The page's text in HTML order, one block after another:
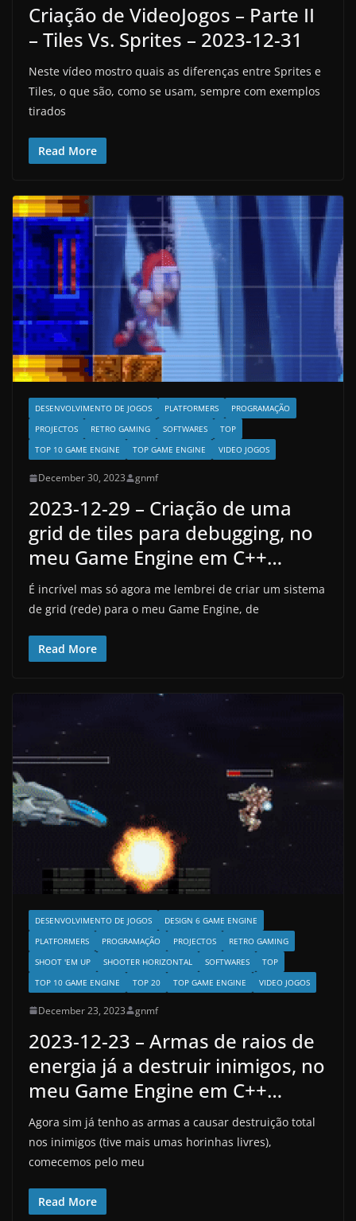
Criação de VideoJogos – Parte II
– Tiles Vs. Sprites – 2023-12-31
Neste vídeo mostro quais as diferenças entre Sprites e
Tiles, o que são, como se usam, sempre com exemplos
tirados
Read More
DESENVOLVIMENTO DE JOGOS PLATFORMERS
PROGRAMAÇÃO
PROJECTOS
RETRO GAMING SOFTWARES
TOP
TOP 10 GAME ENGINE
TOP GAME ENGINE VIDEO JOGOS
December 30, 2023 gnmf
2023-12-29 – Criação de uma
grid de tiles para debugging, no
meu Game Engine em C++…
É incrível mas só agora me lembrei de criar um sistema
de grid (rede) para o meu Game Engine, de
Read More
DESENVOLVIMENTO DE JOGOS
DESIGN 6 GAME ENGINE
PLATFORMERS
PROGRAMAÇÃO PROJECTOS
RETRO GAMING
SHOOT 'EM UP
SHOOTER HORIZONTAL SOFTWARES
TOP
TOP 10 GAME ENGINE
TOP 20 TOP GAME ENGINE VIDEO JOGOS
December 23, 2023 gnmf
2023-12-23 – Armas de raios de
energia já a destruir inimigos, no
meu Game Engine em C++…
Agora sim já tenho as armas a causar destruição total
nos inimigos (tive mais umas horinhas livres),
comecemos pelo meu
Read More